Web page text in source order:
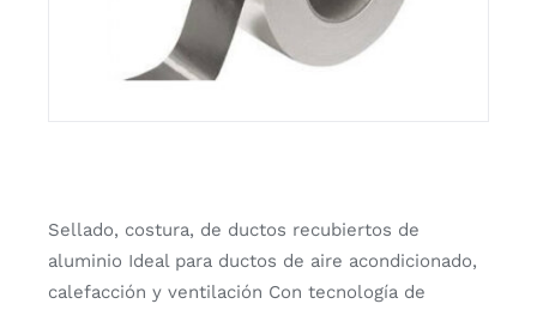
Sellado, costura, de ductos recubiertos de
aluminio Ideal para ductos de aire acondicionado,
calefacción y ventilación Con tecnología de